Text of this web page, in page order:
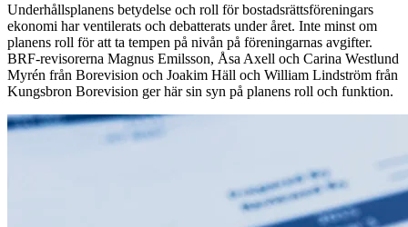
Underhållsplanens betydelse och roll för bostadsrättsföreningars
ekonomi har ventilerats och debatterats under året. Inte minst om
planens roll för att ta tempen på nivån på föreningarnas avgifter.
BRF-revisorerna Magnus Emilsson, Åsa Axell och Carina Westlund
Myrén från Borevision och Joakim Häll och William Lindström från
Kungsbron Borevision ger här sin syn på planens roll och funktion.